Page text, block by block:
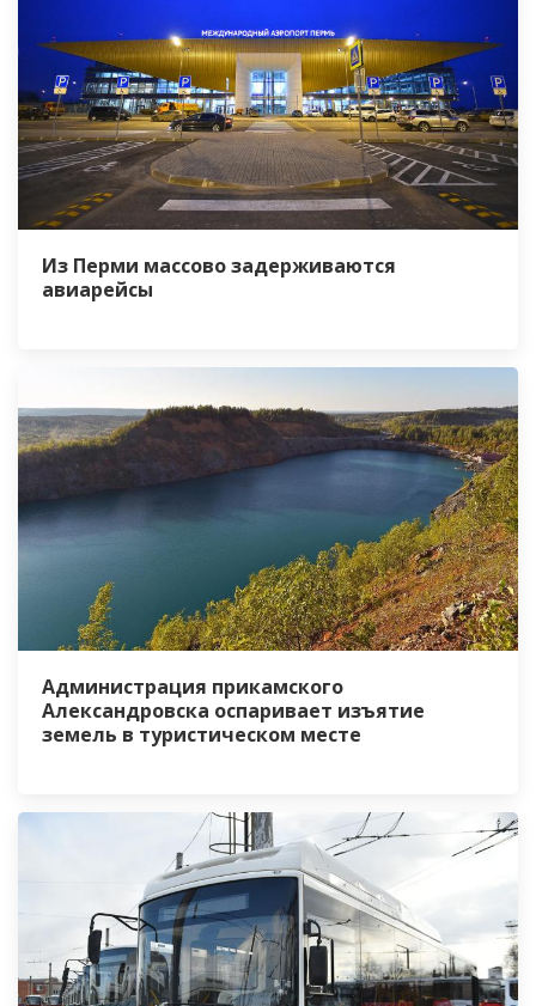
Из Перми массово задерживаются
авиарейсы
Администрация прикамского
Александровска оспаривает изъятие
земель в туристическом месте